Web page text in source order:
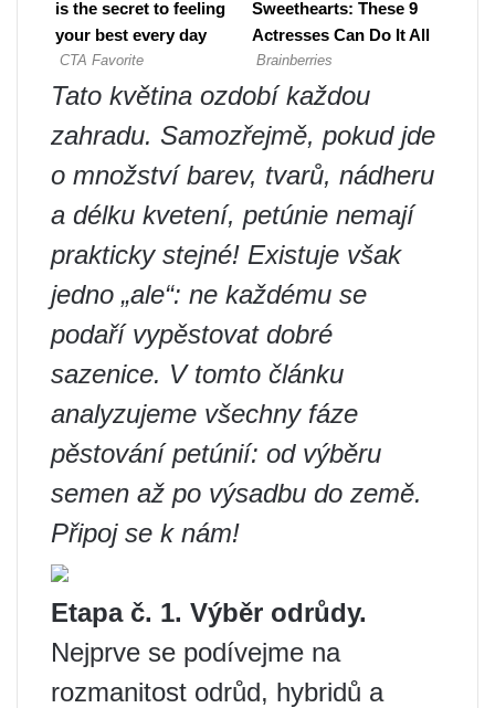
Tato květina ozdobí každou
zahradu. Samozřejmě, pokud jde
o množství barev, tvarů, nádheru
a délku kvetení, petúnie nemají
prakticky stejné! Existuje však
jedno „ale“: ne každému se
podaří vypěstovat dobré
sazenice. V tomto článku
analyzujeme všechny fáze
pěstování petúnií: od výběru
semen až po výsadbu do země.
Připoj se k nám!
Etapa č. 1. Výběr odrůdy.
Nejprve se podívejme na
rozmanitost odrůd, hybridů a